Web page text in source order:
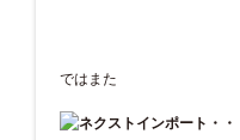
ではまた